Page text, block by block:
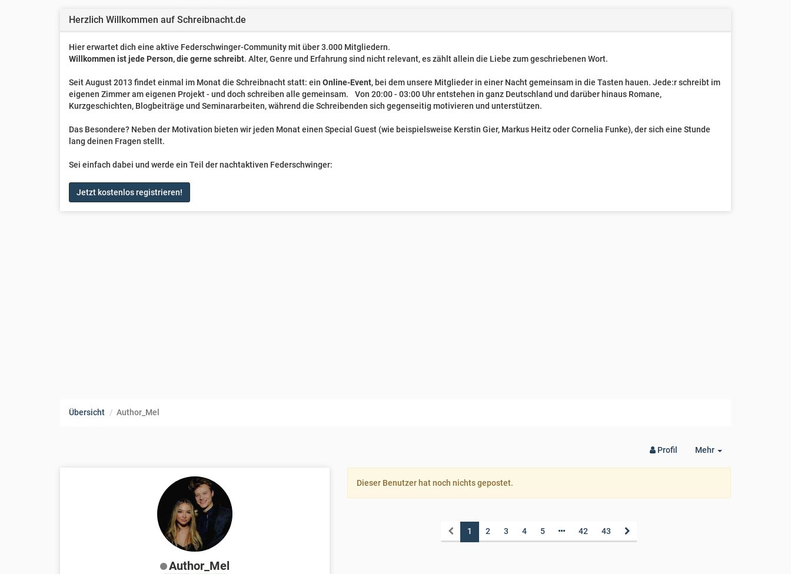
Herzlich Willkommen auf Schreibnacht.de
Hier erwartet dich eine aktive Federschwinger-Community mit über 3.000 Mitgliedern.
Willkommen ist jede Person, die gerne schreibt. Alter, Genre und Erfahrung sind nicht relevant, es zählt allein die Liebe zum geschriebenen Wort.
Seit August 2013 findet einmal im Monat die Schreibnacht statt: ein Online-Event, bei dem unsere Mitglieder in einer Nacht gemeinsam in die Tasten hauen. Jede:r schreibt im
eigenen Zimmer am eigenen Projekt - und doch schreiben alle gemeinsam. Von 20:00 - 03:00 Uhr entstehen in ganz Deutschland und darüber hinaus Romane,
Kurzgeschichten, Blogbeiträge und Seminararbeiten, während die Schreibenden sich gegenseitig motivieren und unterstützen.
Das Besondere? Neben der Motivation bieten wir jeden Monat einen Special Guest (wie beispielsweise Kerstin Gier, Markus Heitz oder Cornelia Funke), der sich eine Stunde
lang deinen Fragen stellt.
Sei einfach dabei und werde ein Teil der nachtaktiven Federschwinger:
Jetzt kostenlos registrieren!
Übersicht Author_Mel
Mehr
Toggle
Profil
Author_Mel
Dieser Benutzer hat noch nichts gepostet.
1 2 3 4 5 42 43